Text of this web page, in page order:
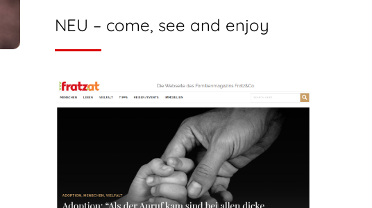
NEU – come, see and enjoy